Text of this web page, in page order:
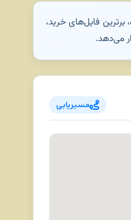
فایل‌های خرید،
می‌دهد.
مسیریابی